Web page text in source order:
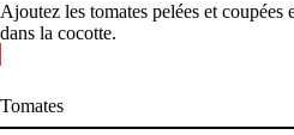
Ajoutez les tomates pelées et
dans la cocotte.
Tomates